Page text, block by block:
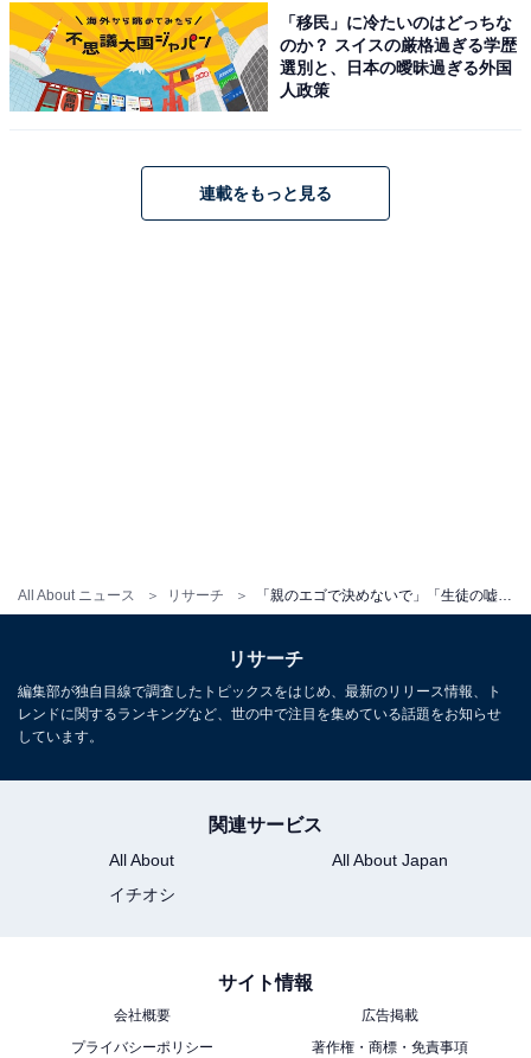
All About ニュース リサーチ
うになり、嘘のときにモチベーションが下がる（20代・
「塾講師は2度とやりたくない。子供たちは可愛いけ
の成績が上がることや生徒の成長に喜びを感じられる
（30代・女性）」など、好意的な声ももちろんありま
「移民」に冷たいのはどっちな
のか？ スイスの厳格過ぎる学歴
選別と、日本の曖昧過ぎる外国
人政策
連載をもっと見る
リサーチ
編集部が独自目線で調査したトピックスをはじめ、最新のリリース情報、ト
レンドに関するランキングなど、世の中で注目を集めている話題をお知らせ
しています。
関連サービス
All About
All About Japan
イチオシ
サイト情報
会社概要
広告掲載
プライバシーポリシー
著作権・商標・免責事項